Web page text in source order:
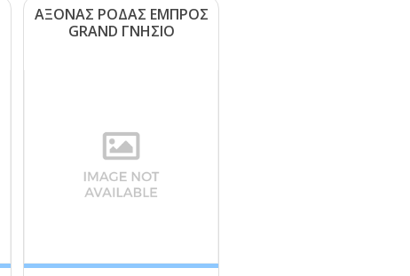
ΑΞΟΝΑΣ ΡΟΔΑΣ ΕΜΠΡΟΣ
GRΑΝD ΓΝΗΣΙΟ